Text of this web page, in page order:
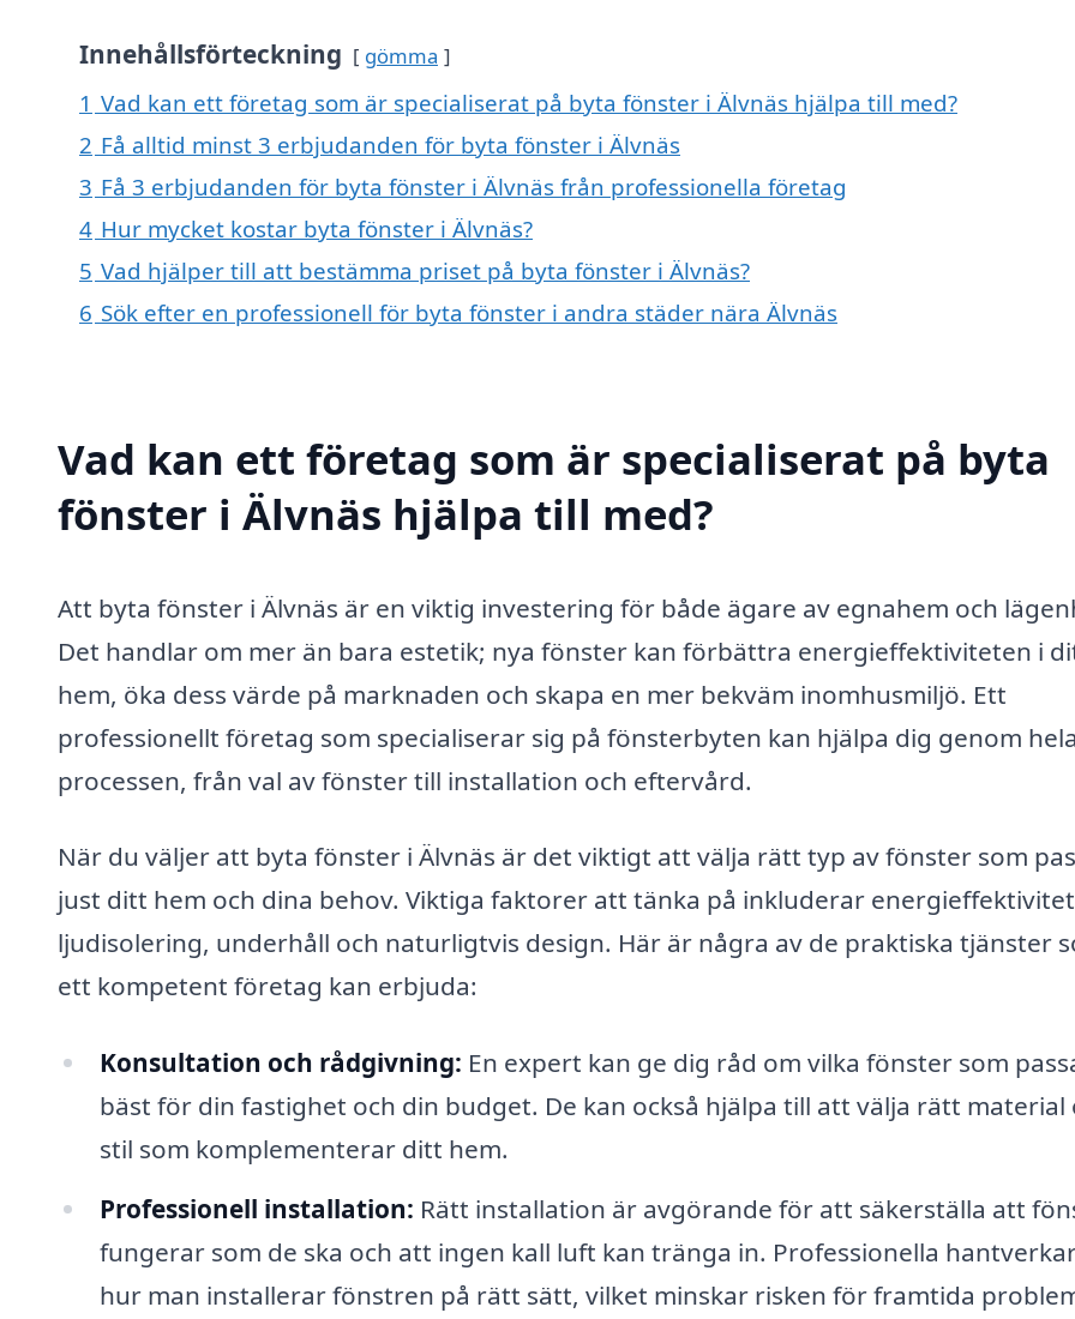
Innehållsförteckning gömma
1 Vad kan ett företag som är specialiserat på byta fönster i Älvnäs hjälpa till med?
2 Få alltid minst 3 erbjudanden för byta fönster i Älvnäs
3 Få 3 erbjudanden för byta fönster i Älvnäs från professionella företag
4 Hur mycket kostar byta fönster i Älvnäs?
5 Vad hjälper till att bestämma priset på byta fönster i Älvnäs?
6 Sök efter en professionell för byta fönster i andra städer nära Älvnäs
Vad kan ett företag som är specialiserat på byta
fönster i Älvnäs hjälpa till med?
Att byta fönster i Älvnäs är en viktig investering för både ägare av egnahem och
Det handlar om mer än bara estetik; nya fönster kan förbättra energieffektiviteten i
hem, öka dess värde på marknaden och skapa en mer bekväm inomhusmiljö. Ett
professionellt företag som specialiserar sig på fönsterbyten kan hjälpa dig genom hela
processen, från val av fönster till installation och eftervård.
När du väljer att byta fönster i Älvnäs är det viktigt att välja rätt typ av fönster som
just ditt hem och dina behov. Viktiga faktorer att tänka på inkluderar
ljudisolering, underhåll och naturligtvis design. Här är några av de praktiska tjänster
ett kompetent företag kan erbjuda:
Konsultation och rådgivning: En expert kan ge dig råd om vilka fönster som
bäst för din fastighet och din budget. De kan också hjälpa till att välja rätt material
stil som komplementerar ditt hem.
Professionell installation: Rätt installation är avgörande för att säkerställa att
fungerar som de ska och att ingen kall luft kan tränga in. Professionella
hur man installerar fönstren på rätt sätt, vilket minskar risken för framtida